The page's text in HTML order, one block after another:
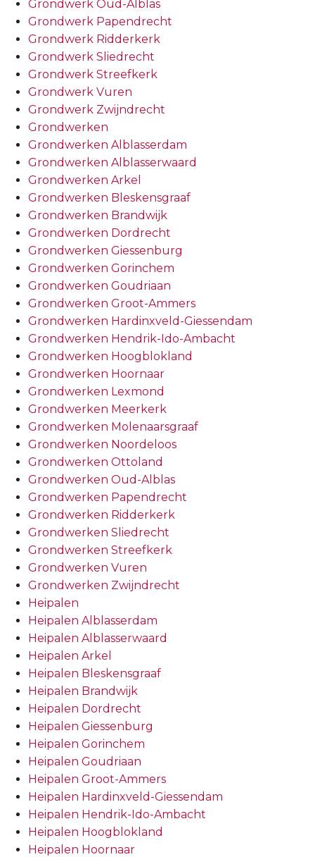
Grondwerk Oud-Alblas
Grondwerk Papendrecht
Grondwerk Ridderkerk
Grondwerk Sliedrecht
Grondwerk Streefkerk
Grondwerk Vuren
Grondwerk Zwijndrecht
Grondwerken
Grondwerken Alblasserdam
Grondwerken Alblasserwaard
Grondwerken Arkel
Grondwerken Bleskensgraaf
Grondwerken Brandwijk
Grondwerken Dordrecht
Grondwerken Giessenburg
Grondwerken Gorinchem
Grondwerken Goudriaan
Grondwerken Groot-Ammers
Grondwerken Hardinxveld-Giessendam
Grondwerken Hendrik-Ido-Ambacht
Grondwerken Hoogblokland
Grondwerken Hoornaar
Grondwerken Lexmond
Grondwerken Meerkerk
Grondwerken Molenaarsgraaf
Grondwerken Noordeloos
Grondwerken Ottoland
Grondwerken Oud-Alblas
Grondwerken Papendrecht
Grondwerken Ridderkerk
Grondwerken Sliedrecht
Grondwerken Streefkerk
Grondwerken Vuren
Grondwerken Zwijndrecht
Heipalen
Heipalen Alblasserdam
Heipalen Alblasserwaard
Heipalen Arkel
Heipalen Bleskensgraaf
Heipalen Brandwijk
Heipalen Dordrecht
Heipalen Giessenburg
Heipalen Gorinchem
Heipalen Goudriaan
Heipalen Groot-Ammers
Heipalen Hardinxveld-Giessendam
Heipalen Hendrik-Ido-Ambacht
Heipalen Hoogblokland
Heipalen Hoornaar